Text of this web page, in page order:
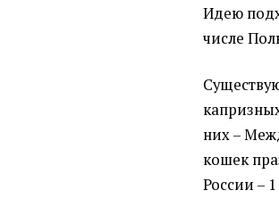
Идею
числе
них –
кошек
России –